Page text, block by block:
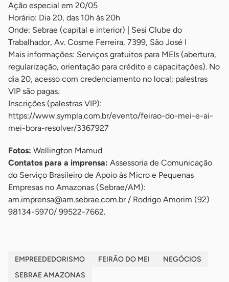
Ação especial em 20/05
Horário: Dia 20, das 10h às 20h
Onde: Sebrae (capital e interior) | Sesi Clube do
Trabalhador, Av. Cosme Ferreira, 7399, São José I
Mais informações: Serviços gratuitos para MEIs (abertura,
regularização, orientação para crédito e capacitações). No
dia 20, acesso com credenciamento no local; palestras
VIP são pagas.
Inscrições (palestras VIP):
https://www.sympla.com.br/evento/feirao-do-mei-e-ai-
mei-bora-resolver/3367927
Fotos: Wellington Mamud
Contatos para a imprensa: Assessoria de Comunicação
do Serviço Brasileiro de Apoio às Micro e Pequenas
Empresas no Amazonas (Sebrae/AM):
am.imprensa@am.sebrae.com.br/ Rodrigo Amorim (92)
98134-5970/ 99522-7662.
EMPREEDEDORISMO FEIRÃO DO MEI
NEGÓCIOS
SEBRAE AMAZONAS